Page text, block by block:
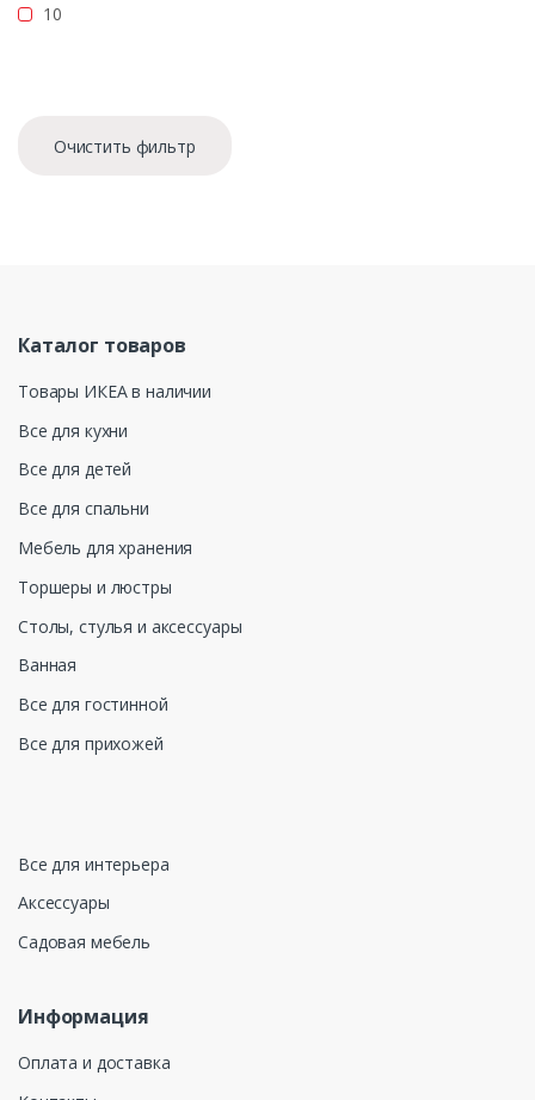
10
Очистить фильтр
Каталог товаров
Товары ИКЕА в наличии
Все для кухни
Все для детей
Все для спальни
Мебель для хранения
Торшеры и люстры
Столы, стулья и аксессуары
Ванная
Все для гостинной
Все для прихожей
Все для интерьера
Аксессуары
Садовая мебель
Информация
Оплата и доставка